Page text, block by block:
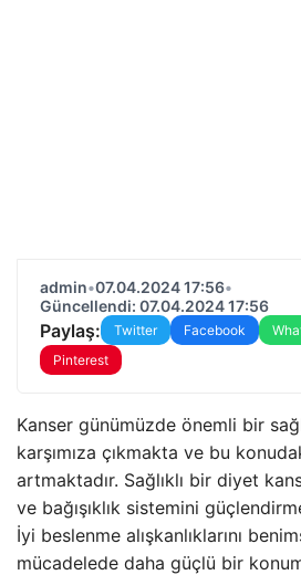
admin•07.04.2024 17:56•
Güncellendi: 07.04.2024 17:56
Paylaş: Twitter Facebook
Pinterest
Kanser günümüzde önemli bir
karşımıza çıkmakta ve bu
artmaktadır. Sağlıklı bir diyet
ve bağışıklık sistemini
İyi beslenme alışkanlıklarını
mücadelede daha güçlü bir